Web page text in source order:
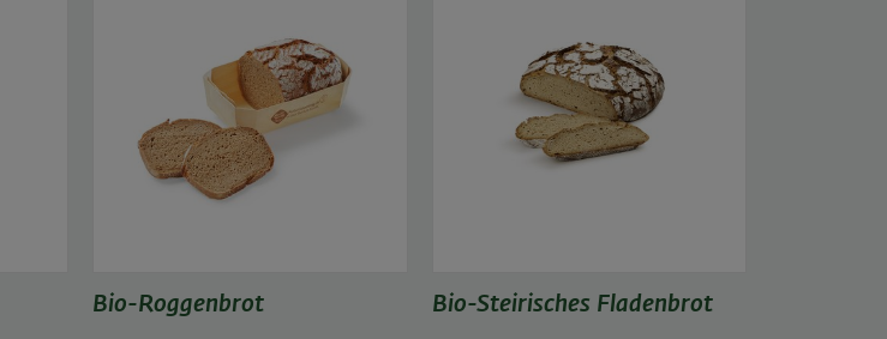
Bio-Roggenbrot Bio-Steirisches Fladenbrot